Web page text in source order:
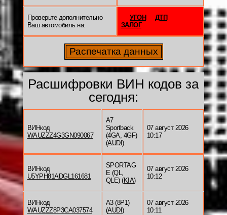
Проверьте дополнительно
Ваш автомобиль на:
УГОН
ДТП
ЗАЛОГ
Расшифровки ВИН кодов за
сегодня:
ВИНкод
WAUZZZ4G3GN090067
A7
Sportback
(4GA, 4GF)
(AUDI )
07 август 2026
10:17
ВИНкод
U5YPH81ADGL161681
SPORTAG
E (QL,
QLE) (KIA)
07 август 2026
10:12
ВИНкод
WAUZZZ8P3CA037574
A3 (8P1)
(AUDI )
07 август 2026
10:11